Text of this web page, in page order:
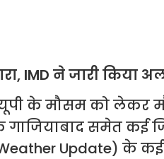
IMD ने जारी किया
यूपी के मौसम को लेकर
गाजियाबाद समेत कई
Update) के कई